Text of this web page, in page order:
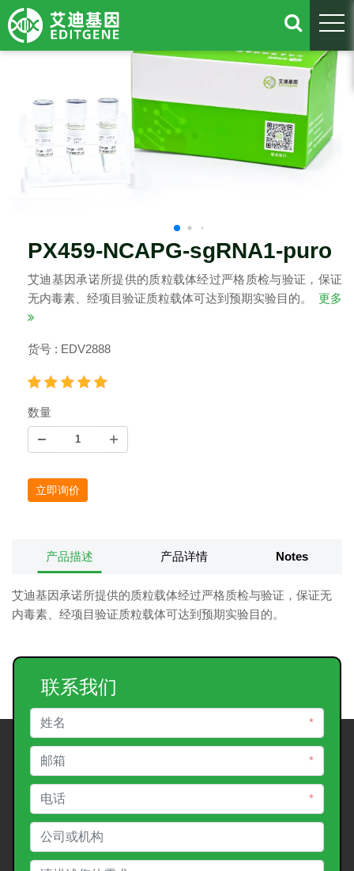
PX459-NCAPG-sgRNA1-puro
艾迪基因承诺所提供的质粒载体经过严格质检与验证，保证
无内毒素、经项目验证质粒载体可达到预期实验目的。
更多
货号 : EDV2888
数量
立即询价
产品描述 产品详情 Notes
艾迪基因承诺所提供的质粒载体经过严格质检与验证，保证无
内毒素、经项目验证质粒载体可达到预期实验目的。
联系我们
*
*
*